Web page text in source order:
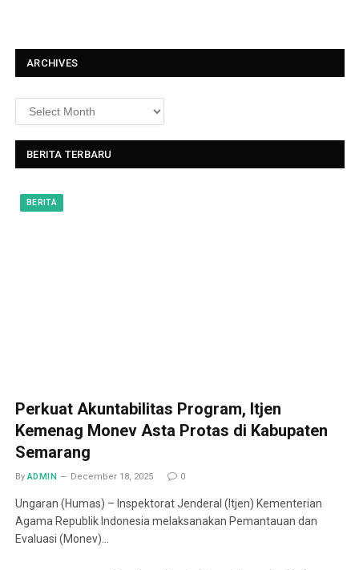
ARCHIVES
BERITA TERBARU
BERITA
Perkuat Akuntabilitas Program, Itjen
Kemenag Monev Asta Protas di Kabupaten
Semarang
By ADMIN December 18, 2025 0
Ungaran (Humas) – Inspektorat Jenderal (Itjen) Kementerian
Agama Republik Indonesia melaksanakan Pemantauan dan
Evaluasi (Monev)…